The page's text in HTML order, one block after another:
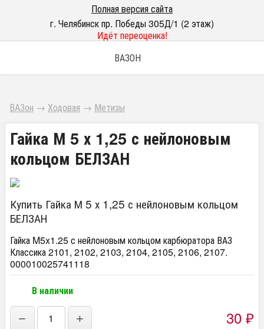
Полная версия сайта
г. Челябинск пр. Победы 305Д/1 (2 этаж)
Идёт переоценка!
ВАЗОН
ВАЗон → Ходовая → Метизы
Гайка М 5 х 1,25 с нейлоновым
кольцом БЕЛЗАН
Купить Гайка М 5 х 1,25 с нейлоновым кольцом
БЕЛЗАН
Гайка M5x1.25 с нейлоновым кольцом карбюратора ВАЗ
Классика 2101, 2102, 2103, 2104, 2105, 2106, 2107.
000010025741118
В наличии
− + 30 ₽